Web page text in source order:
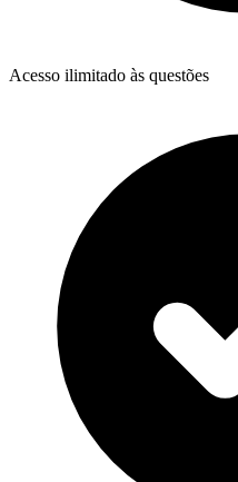
Acesso ilimitado às questões